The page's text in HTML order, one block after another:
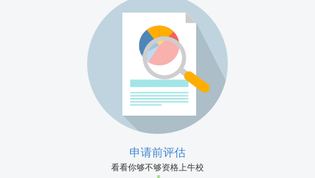
申请前评估
看看你够不够资格上牛校